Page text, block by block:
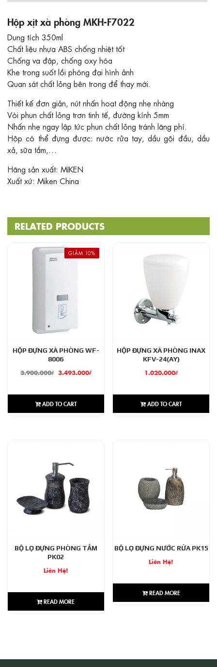
Hộp xịt xà phòng MKH-F7022
Dung tích 350ml
Chất liệu nhựa ABS chống nhiệt tốt
Chống va đập, chống oxy hóa
Khe trong suốt lồi phóng đại hình ảnh
Quan sát chất lỏng bên trong để thay mới.
Thiết kế đơn giản, nút nhấn hoạt động nhẹ nhàng
Vòi phun chất lỏng trơn tinh tế, đường kính 5mm
Nhấn nhẹ ngay lập tức phun chất lỏng tránh lãng phí.
Hộp có thể đựng được: nước rửa tay, dầu gội đầu, dầu
xả, sữa tắm,…
Hãng sản xuất: MIKEN
Xuất xứ: Miken China
RELATED PRODUCTS
GIẢM 10%
HỘP ĐỰNG XÀ PHÒNG WF-
8006
3.900.000₫ 3.493.000₫
ADD TO CART
HỘP ĐỰNG XÀ PHÒNG INAX
KFV-24(AY)
1.020.000₫
ADD TO CART
BỘ LỌ ĐỰNG PHÒNG TẮM
PK02
Liên Hệ!
READ MORE
BỘ LỌ ĐỰNG NƯỚC RỬA PK15
Liên Hệ!
READ MORE